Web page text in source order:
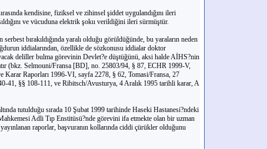
kendisine, fiziksel ve zihinsel şiddet uygulandığını ileri
ve vücuduna elektrik şoku verildiğini ileri sürmüştür.
bırakıldığında yaralı olduğu görüldüğünde, bu yaraların neden
iddialarından, özellikle de sözkonusu iddialar doktor
deliller bulma görevinin Devlet?e düştüğünü, aksi halde AİHS?nin
(bkz. Selmouni/Fransa [BD], no. 25803/94, § 87, ECHR 1999-V,
Raporları 1996-VI, sayfa 2278, § 62, Tomasi/Fransa, 27
41, §§ 108-111, ve Ribitsch/Avusturya, 4 Aralık 1995 tarihli karar, A
tutulduğu sırada 10 Şubat 1999 tarihinde Haseki Hastanesi?ndeki
Adli Tıp Enstitüsü?nde görevini ifa etmekte olan bir uzman
raporlar, başvuranın kollarında ciddi çürükler olduğunu